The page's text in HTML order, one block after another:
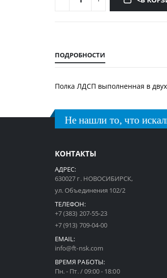
началу
галереи
изображений
ПОДРОБНОСТИ
Полка ЛДСП выполненная в
Не нашли то, что
КОНТАКТЫ
АДРЕС:
630027 г. НОВОСИБИРСК,
ул. Объединения 102/2
ТЕЛЕФОН:
+7 (383) 207-55-23
+7 (913) 709-04-00
EMAIL:
info@ft-nsk.com
ВРЕМЯ РАБОТЫ:
Пн. - Пт. / 09:00 - 18:00